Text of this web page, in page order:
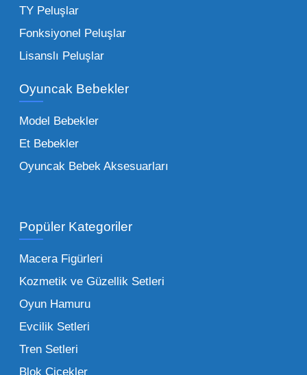
harçlıklarıyla kolayca alabildiği ürünlerdir.
Çocuk Oyuncakları Toptan Seçenekleri:
Bebeklik döneminden ergenliğe kadar geniş
toptan tedariği yaparken, piyasadaki en son
figürlerden geleneksel oyun setlerine kadar
her şeyi portföyümüzde bulabilirsiniz.
İşletmeler için toptan oyuncak satış ve alımı
şüphesiz ki birim maliyetin düşmesidir.
Oyuncak toptan kanalına geçildiğinde,
perakende satış fiyatı ile alış fiyatı arasındaki
makas açılır ve bu da ciddi kâr marjları elde
edilmesini sağlar. Toplu alımlarda uygulanan
TY Peluşlar
Fonksiyonel Peluşlar
Lisanslı Peluşlar
Oyuncak Bebekler
Model Bebekler
Et Bebekler
Oyuncak Bebek Aksesuarları
Popüler Kategoriler
Macera Figürleri
Kozmetik ve Güzellik Setleri
Oyun Hamuru
Evcilik Setleri
Tren Setleri
Blok Çiçekler